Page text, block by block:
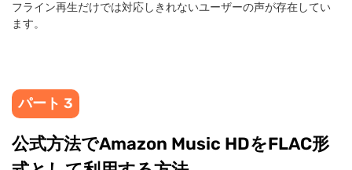
フライン再生だけでは対応しきれないユーザーの声が存在してい
ます。
パート 3
公式方法でAmazon Music HDをFLAC形